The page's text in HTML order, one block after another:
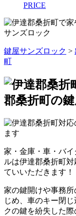
PRICE
鍵屋サンズロック >
町
郡桑折町の
家・金庫・車・バ
ルは伊達郡桑折町
ていいただきます！
家の鍵開けや事務
じめ、車のキー閉
クの鍵を紛失した